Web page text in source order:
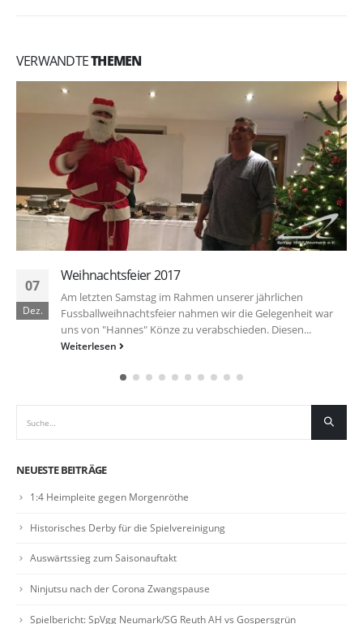
VERWANDTETHEMEN
07
Dez.
Weihnachtsfeier 2017
Am letzten Samstag im Rahmen unserer jährlichen
Fussballweihnachtsfeier nahmen wir die Gelegenheit war
uns von "Hannes" Könze zu verabschieden. Diesen...
Weiterlesen
NEUESTE BEITRÄGE
1:4 Heimpleite gegen Morgenröthe
Historisches Derby für die Spielvereinigung
Auswärtssieg zum Saisonauftakt
Ninjutsu nach der Corona Zwangspause
Spielbericht: SpVgg Neumark/SG Reuth AH vs Gospersgrün